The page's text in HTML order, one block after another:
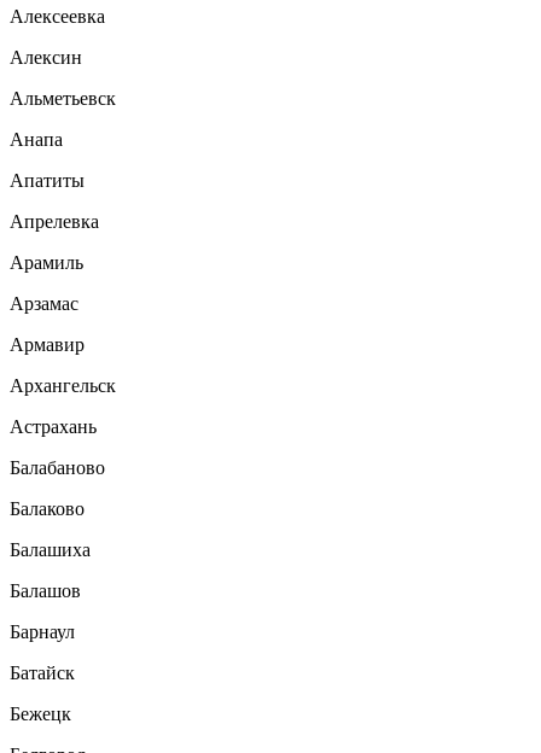
Алексеевка
Алексин
Альметьевск
Анапа
Апатиты
Апрелевка
Арамиль
Арзамас
Армавир
Архангельск
Астрахань
Балабаново
Балаково
Балашиха
Балашов
Барнаул
Батайск
Бежецк